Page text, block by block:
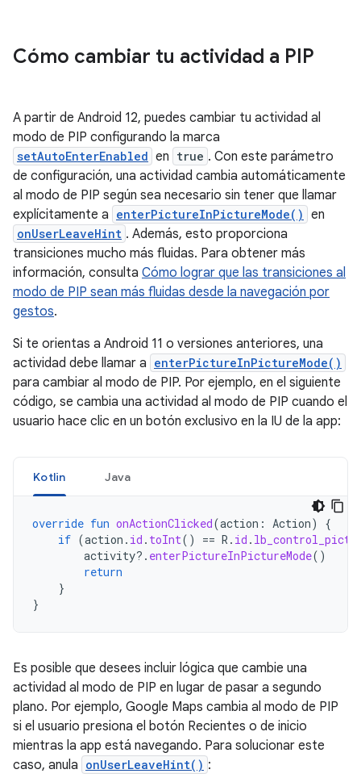
Cómo cambiar tu actividad a PIP
A partir de Android 12, puedes cambiar tu actividad al
modo de PIP configurando la marca
setAutoEnterEnabled en true . Con este parámetro
de configuración, una actividad cambia automáticamente
al modo de PIP según sea necesario sin tener que llamar
explícitamente a enterPictureInPictureMode() en
onUserLeaveHint . Además, esto proporciona
transiciones mucho más fluidas. Para obtener más
información, consulta Cómo lograr que las transiciones al
modo de PIP sean más fluidas desde la navegación por
gestos.
Si te orientas a Android 11 o versiones anteriores, una
actividad debe llamar a enterPictureInPictureMode()
para cambiar al modo de PIP. Por ejemplo, en el siguiente
código, se cambia una actividad al modo de PIP cuando el
usuario hace clic en un botón exclusivo en la IU de la app:
Kotlin Java
override fun onActionClicked(action : Action)
{
if (action . id . toInt() == R . id .
activity?. enterPictureInPictureMode()
return
}
}
Es posible que desees incluir lógica que cambie una
actividad al modo de PIP en lugar de pasar a segundo
plano. Por ejemplo, Google Maps cambia al modo de PIP
si el usuario presiona el botón Recientes o de inicio
mientras la app está navegando. Para solucionar este
caso, anula onUserLeaveHint() :